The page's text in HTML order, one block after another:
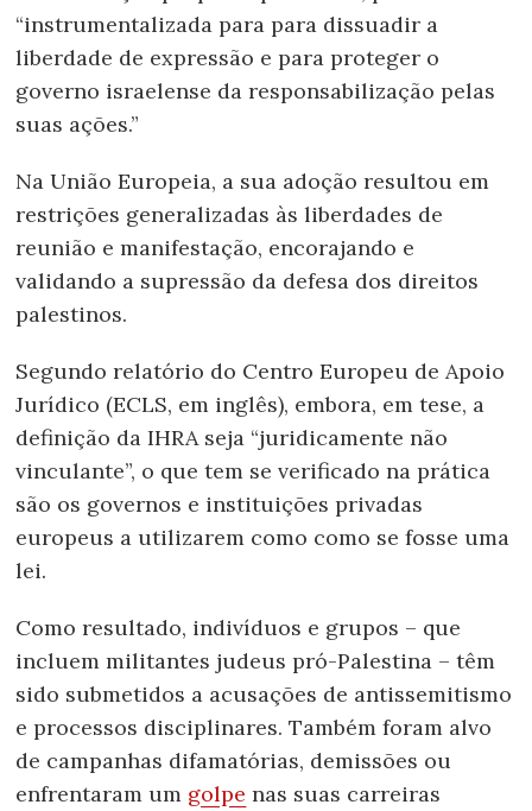
“instrumentalizada para para dissuadir a
liberdade de expressão e para proteger o
governo israelense da responsabilização pelas
suas ações.”
Na União Europeia, a sua adoção resultou em
restrições generalizadas às liberdades de
reunião e manifestação, encorajando e
validando a supressão da defesa dos direitos
palestinos.
Segundo relatório do Centro Europeu de Apoio
Jurídico (ECLS, em inglês), embora, em tese, a
definição da IHRA seja “juridicamente não
vinculante”, o que tem se verificado na prática
são os governos e instituições privadas
europeus a utilizarem como como se fosse uma
lei.
Como resultado, indivíduos e grupos – que
incluem militantes judeus pró-Palestina – têm
sido submetidos a acusações de antissemitismo
e processos disciplinares. Também foram alvo
de campanhas difamatórias, demissões ou
enfrentaram um golpe nas suas carreiras